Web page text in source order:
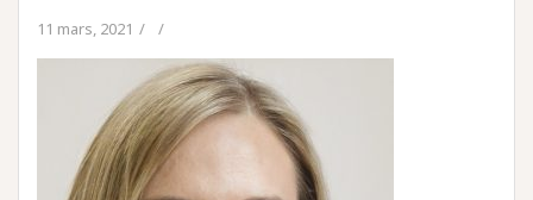
11 mars, 2021